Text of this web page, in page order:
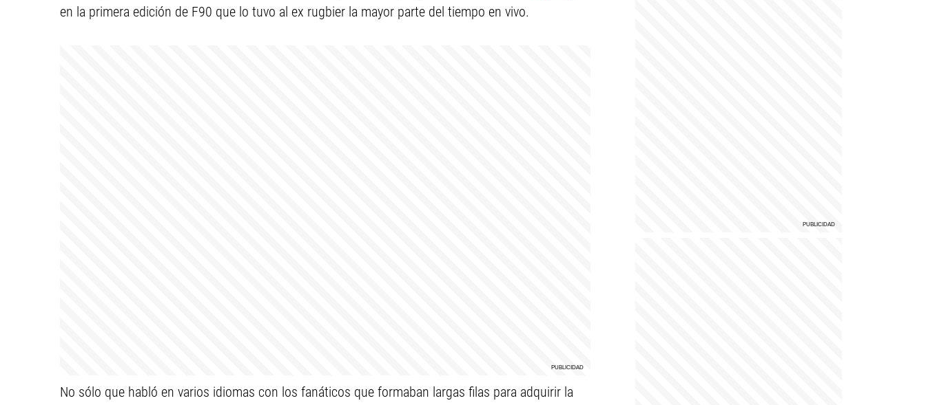
en la primera edición de F90 que lo tuvo al ex rugbier la mayor parte del tiempo en vivo.
No sólo que habló en varios idiomas con los fanáticos que formaban largas filas para adquirir la